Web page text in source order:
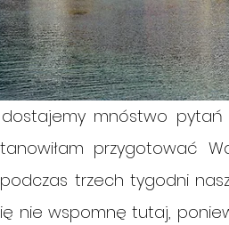
mnóstwo pytań
przygotować
trzech tygodni
nie wspomnę tutaj,